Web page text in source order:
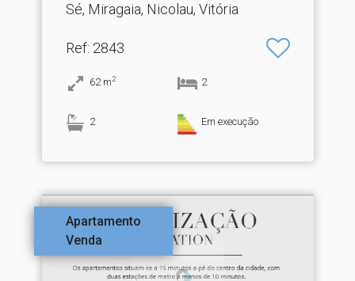
Sé, Miragaia, Nicolau, Vitória
Ref: 2843
62 m2 2
2 Em execução
Apartamento
Venda